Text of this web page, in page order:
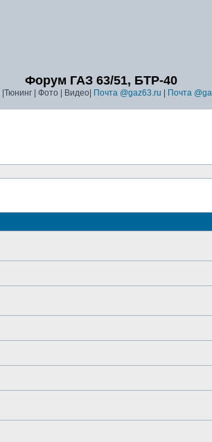
Форум ГАЗ 63/51, БТР-40
|Тюнинг | Фото | Видео| Почта @gaz63.ru Почта